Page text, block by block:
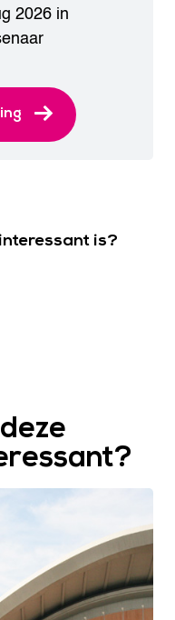
2026 in
is?